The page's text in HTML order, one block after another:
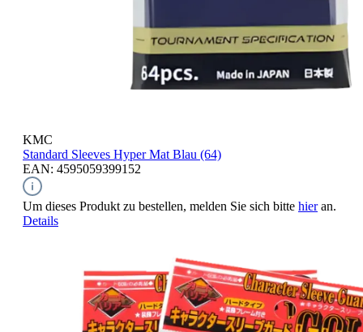
KMC
Standard Sleeves Hyper Mat Blau (64)
EAN: 4595059399152
Um dieses Produkt zu bestellen, melden Sie sich bitte hieran.
Details